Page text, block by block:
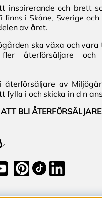
inspirerande och brett
finns i Skåne, Sverige
av året.
ska växa och
återförsäljare och
återförsäljare av
fylla i och skicka in din
BLI